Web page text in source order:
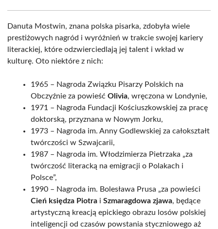
Danuta Mostwin, znana polska pisarka, zdobyła wiele
prestiżowych nagród i wyróżnień w trakcie swojej kariery
literackiej, które odzwierciedlają jej talent i wkład w
kulturę. Oto niektóre z nich:
1965 – Nagroda Związku Pisarzy Polskich na
Obczyźnie za powieść Olivia, wręczona w Londynie,
1971 – Nagroda Fundacji Kościuszkowskiej za pracę
doktorską, przyznana w Nowym Jorku,
1973 – Nagroda im. Anny Godlewskiej za całokształt
twórczości w Szwajcarii,
1987 – Nagroda im. Włodzimierza Pietrzaka „za
twórczość literacką na emigracji o Polakach i
Polsce”,
1990 – Nagroda im. Bolesława Prusa „za powieści
Cień księdza Piotra i Szmaragdowa zjawa, będące
artystyczną kreacją epickiego obrazu losów polskiej
inteligencji od czasów powstania styczniowego aż